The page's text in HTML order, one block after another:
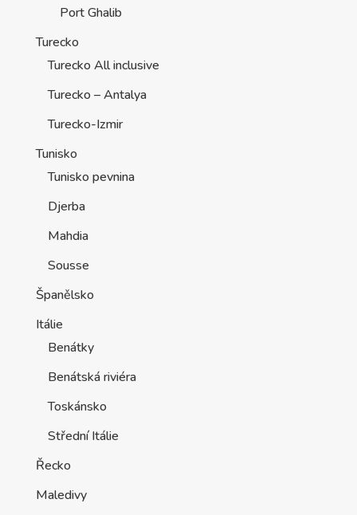
Port Ghalib
Turecko
Turecko All inclusive
Turecko – Antalya
Turecko-Izmir
Tunisko
Tunisko pevnina
Djerba
Mahdia
Sousse
Španělsko
Itálie
Benátky
Benátská riviéra
Toskánsko
Střední Itálie
Řecko
Maledivy